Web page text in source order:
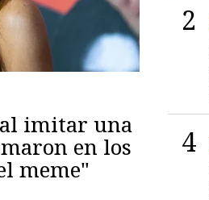
imitar una
en los
meme"
2
4